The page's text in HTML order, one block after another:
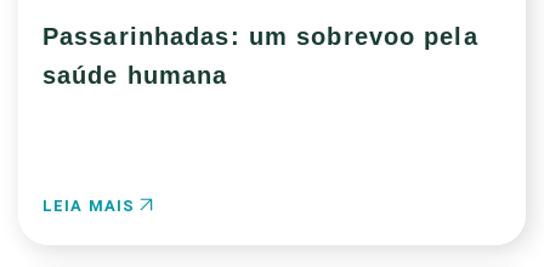
Passarinhadas: um sobrevoo pela
saúde humana
LEIA MAIS